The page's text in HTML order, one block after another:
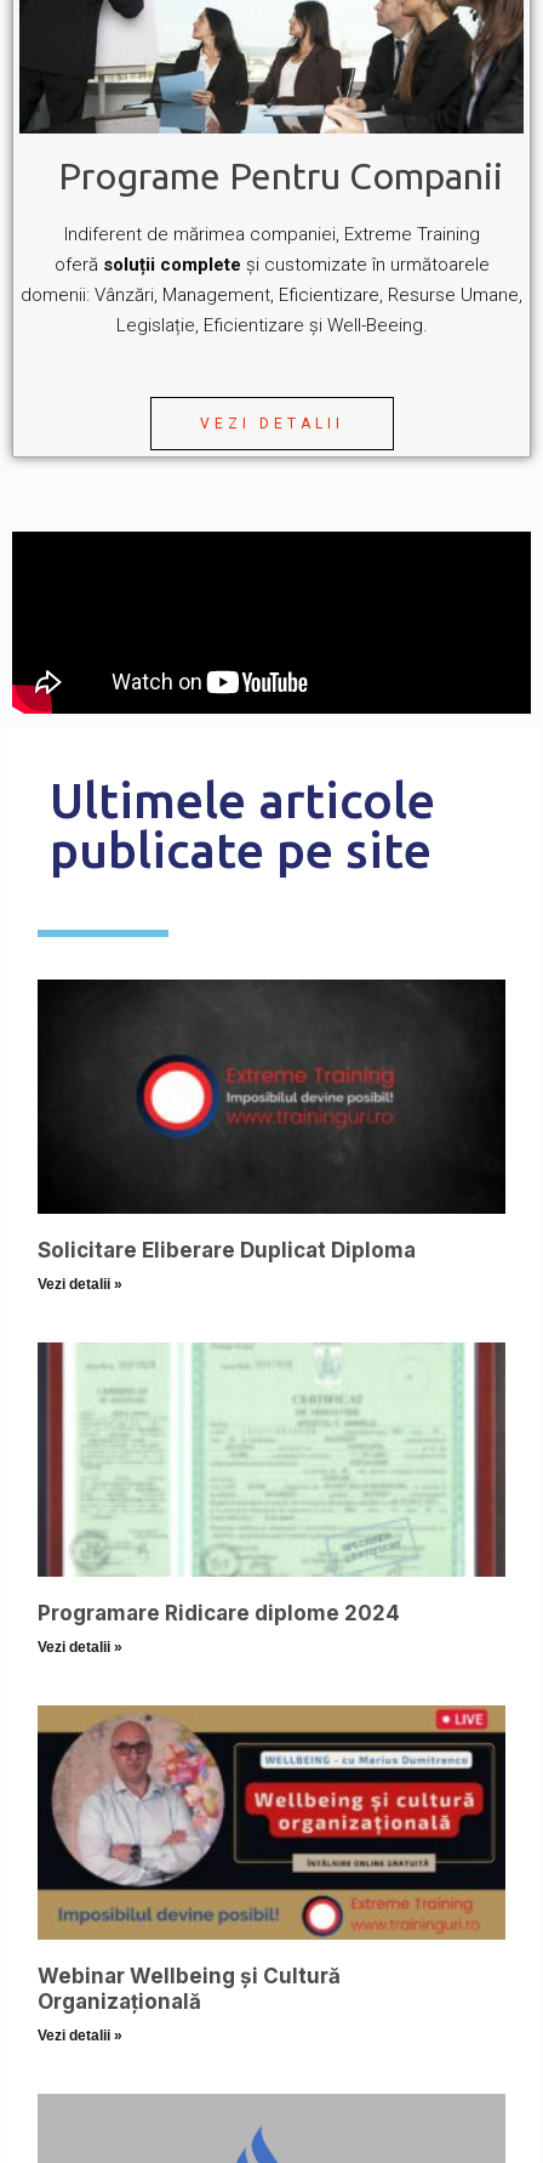
Programe Pentru Companii
Indiferent de mărimea companiei, Extreme Training
oferă soluții complete și customizate în următoarele
domenii: Vânzări, Management, Eficientizare, Resurse Umane,
Legislație, Eficientizare și Well-Beeing.
VEZI DETALII
Ultimele articole
publicate pe site
Solicitare Eliberare Duplicat Diploma
Vezi detalii »
Programare Ridicare diplome 2024
Vezi detalii »
Webinar Wellbeing și Cultură
Organizațională
Vezi detalii »